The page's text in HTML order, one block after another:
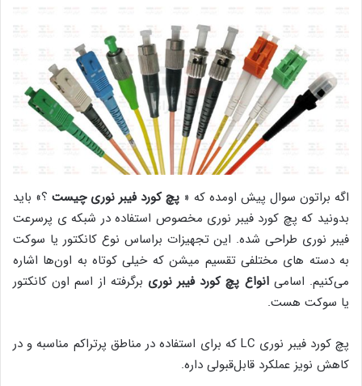
اگه براتون سوال پیش اومده که « پچ کورد فیبر نوری چیست ؟» باید
بدونید که پچ کورد فیبر نوری مخصوص استفاده در شبکه ی پرسرعت
فیبر نوری طراحی شده. این تجهیزات براساس نوع کانکتور یا سوکت
به دسته های مختلفی تقسیم میشن که خیلی کوتاه به اون‌ها اشاره
می‌کنیم. اسامیانواع پچ کورد فیبر نوری برگرفته از اسم اون کانکتور
یا سوکت هست.
پچ کورد فیبر نوری LC که برای استفاده در مناطق پرتراکم مناسبه و در
کاهش نویز عملکرد قابل‌قبولی داره.